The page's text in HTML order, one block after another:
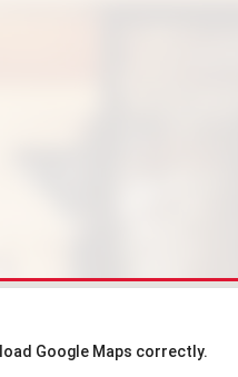
Google Maps correctly.